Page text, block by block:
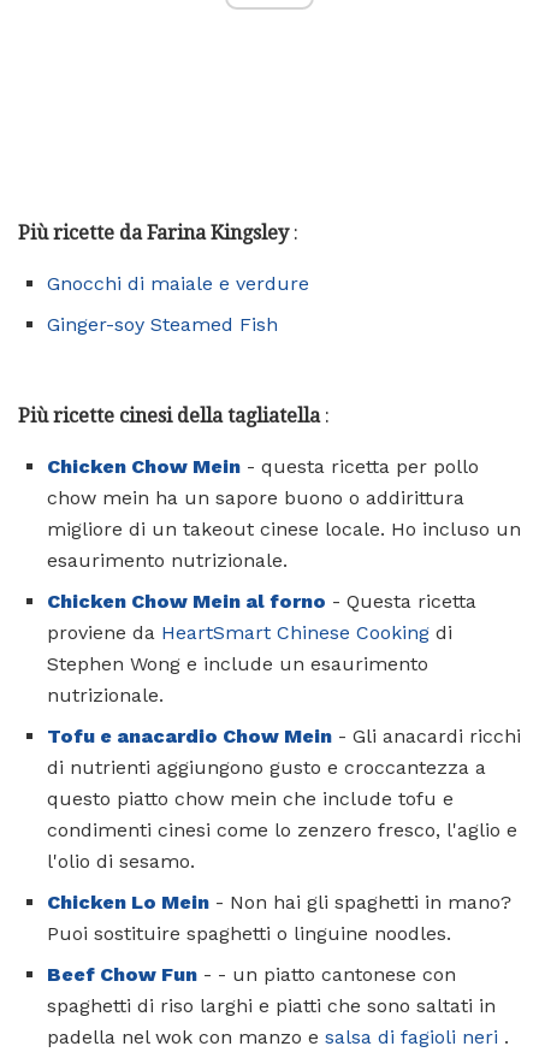
Più ricette da Farina Kingsley:
Gnocchi di maiale e verdure
Ginger-soy Steamed Fish
Più ricette cinesi della tagliatella:
Chicken Chow Mein - questa ricetta per pollo
chow mein ha un sapore buono o addirittura
migliore di un takeout cinese locale. Ho incluso un
esaurimento nutrizionale.
Chicken Chow Mein al forno - Questa ricetta
proviene da HeartSmart Chinese Cooking di
Stephen Wong e include un esaurimento
nutrizionale.
Tofu e anacardio Chow Mein - Gli anacardi ricchi
di nutrienti aggiungono gusto e croccantezza a
questo piatto chow mein che include tofu e
condimenti cinesi come lo zenzero fresco, l'aglio e
l'olio di sesamo.
Chicken Lo Mein - Non hai gli spaghetti in mano?
Puoi sostituire spaghetti o linguine noodles.
Beef Chow Fun - - un piatto cantonese con
spaghetti di riso larghi e piatti che sono saltati in
padella nel wok con manzo e salsa di fagioli neri .